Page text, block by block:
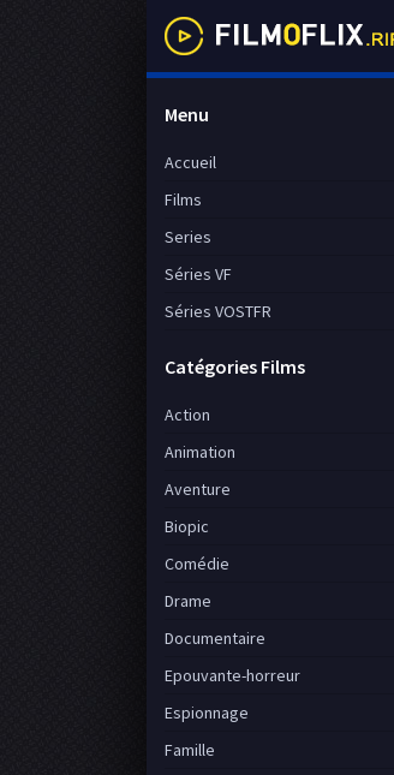
Menu
Accueil
Films
Series
Séries VF
Séries VOSTFR
Catégories Films
Action
Animation
Aventure
Biopic
Comédie
Drame
Documentaire
Epouvante-horreur
Espionnage
Famille